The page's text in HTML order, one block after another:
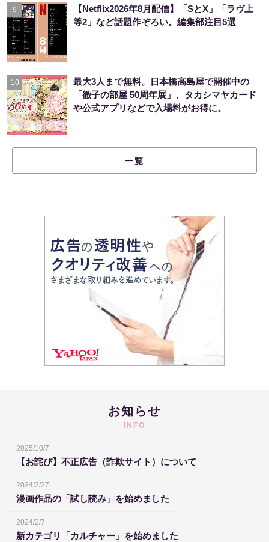
9
【Netflix2026年8月配信】「SとX」「ラヴ上
等2」など話題作ぞろい。編集部注目5選
10
最大3人まで無料。日本橋高島屋で開催中の
「徹子の部屋 50周年展」、タカシマヤカード
や公式アプリなどで入場料がお得に。
一覧
お知らせ
INFO
2025/10/7
【お詫び】不正広告（詐欺サイト）について
2024/2/27
漫画作品の「試し読み」を始めました
2024/2/7
新カテゴリ「カルチャー」を始めました